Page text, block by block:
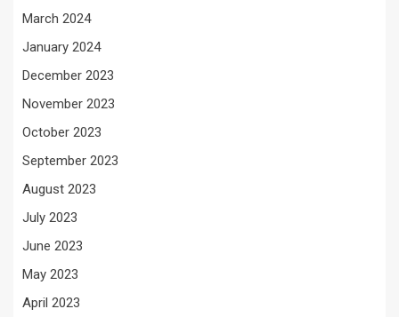
March 2024
January 2024
December 2023
November 2023
October 2023
September 2023
August 2023
July 2023
June 2023
May 2023
April 2023